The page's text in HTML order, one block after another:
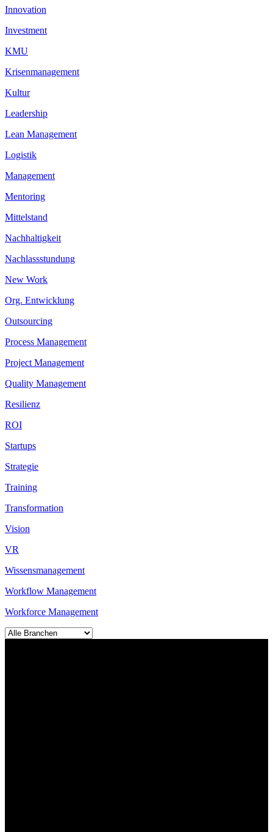
Innovation
Investment
KMU
Krisenmanagement
Kultur
Leadership
Lean Management
Logistik
Management
Mentoring
Mittelstand
Nachhaltigkeit
Nachlassstundung
New Work
Org. Entwicklung
Outsourcing
Process Management
Project Management
Quality Management
Resilienz
ROI
Startups
Strategie
Training
Transformation
Vision
VR
Wissensmanagement
Workflow Management
Workforce Management